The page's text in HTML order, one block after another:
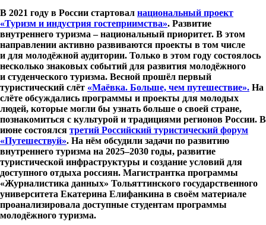
В 2021 году в России стартовал национальный проект
«Туризм и индустрия гостеприимства». Развитие
внутреннего туризма – национальный приоритет. В этом
направлении активно развиваются проекты в том числе
и для молодёжной аудитории. Только в этом году состоялось
несколько знаковых событий для развития молодёжного
и студенческого туризма. Весной прошёл первый
туристический слёт «Маёвка. Больше, чем путешествие». На
слёте обсуждались программы и проекты для молодых
людей, которые могли бы узнать больше о своей стране,
познакомиться с культурой и традициями регионов России. В
июне состоялся третий Российский туристический форум
«Путешествуй». На нём обсудили задачи по развитию
внутреннего туризма на 2025–2030 годы, развитие
туристической инфраструктуры и создание условий для
доступного отдыха россиян. Магистрантка программы
«Журналистика данных» Тольяттинского государственного
университета Екатерина Елифанкина в своём материале
проанализировала доступные студентам программы
молодёжного туризма.